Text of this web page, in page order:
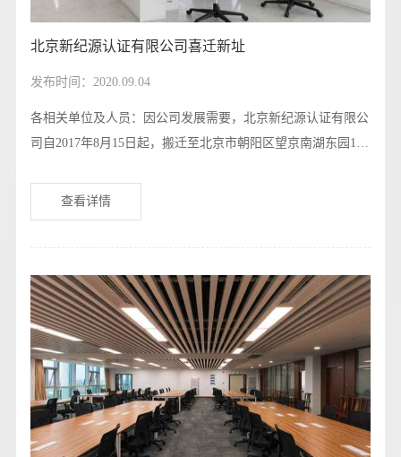
北京新纪源认证有限公司喜迁新址
发布时间：2020.09.04
各相关单位及人员：因公司发展需要，北京新纪源认证有限公
司自2017年8月15日起，搬迁至北京市朝阳区望京南湖东园122
不便，敬请谅解。新纪源将继续为认证企业及相关方提供更加
优质、高效
查看详情